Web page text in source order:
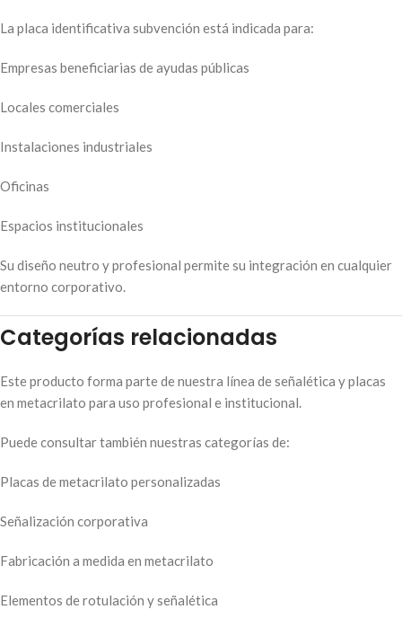
La placa identificativa subvención está indicada para:
Empresas beneficiarias de ayudas públicas
Locales comerciales
Instalaciones industriales
Oficinas
Espacios institucionales
Su diseño neutro y profesional permite su integración en cualquier
entorno corporativo.
Categorías relacionadas
Este producto forma parte de nuestra línea de señalética y placas
en metacrilato para uso profesional e institucional.
Puede consultar también nuestras categorías de:
Placas de metacrilato personalizadas
Señalización corporativa
Fabricación a medida en metacrilato
Elementos de rotulación y señalética